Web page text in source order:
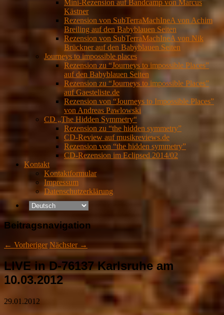
Mini-Rezension auf Bandcamp von Marcus
Kästner
Rezension von SubTerraMachIneA von Achim
Breiling auf den Babyblauen Seiten
Rezension von SubTerraMachIneA von Nik
Brückner auf den Babyblauen Seiten
Journeys to impossible places
Rezension zu “Journeys to impossible Places”
auf den Babyblauen Seiten
Rezension zu “Journeys to impossible Places”
auf Gaesteliste.de
Rezension von “Journeys to Impossible Places”
von Andreas Pawlowski
CD „The Hidden Symmetry“
Rezension zu “the hidden symmetry”
CD-Review auf musikreviews.de
Rezension von “the hidden symmetry”
CD-Rezension im Eclipsed 2014/02
Kontakt
Kontaktformular
Impressum
Datenschutzerklärung
Beitragsnavigation
← Vorheriger Nächster →
LIVE in D-76137 Karlsruhe am
10.03.2012
29.01.2012